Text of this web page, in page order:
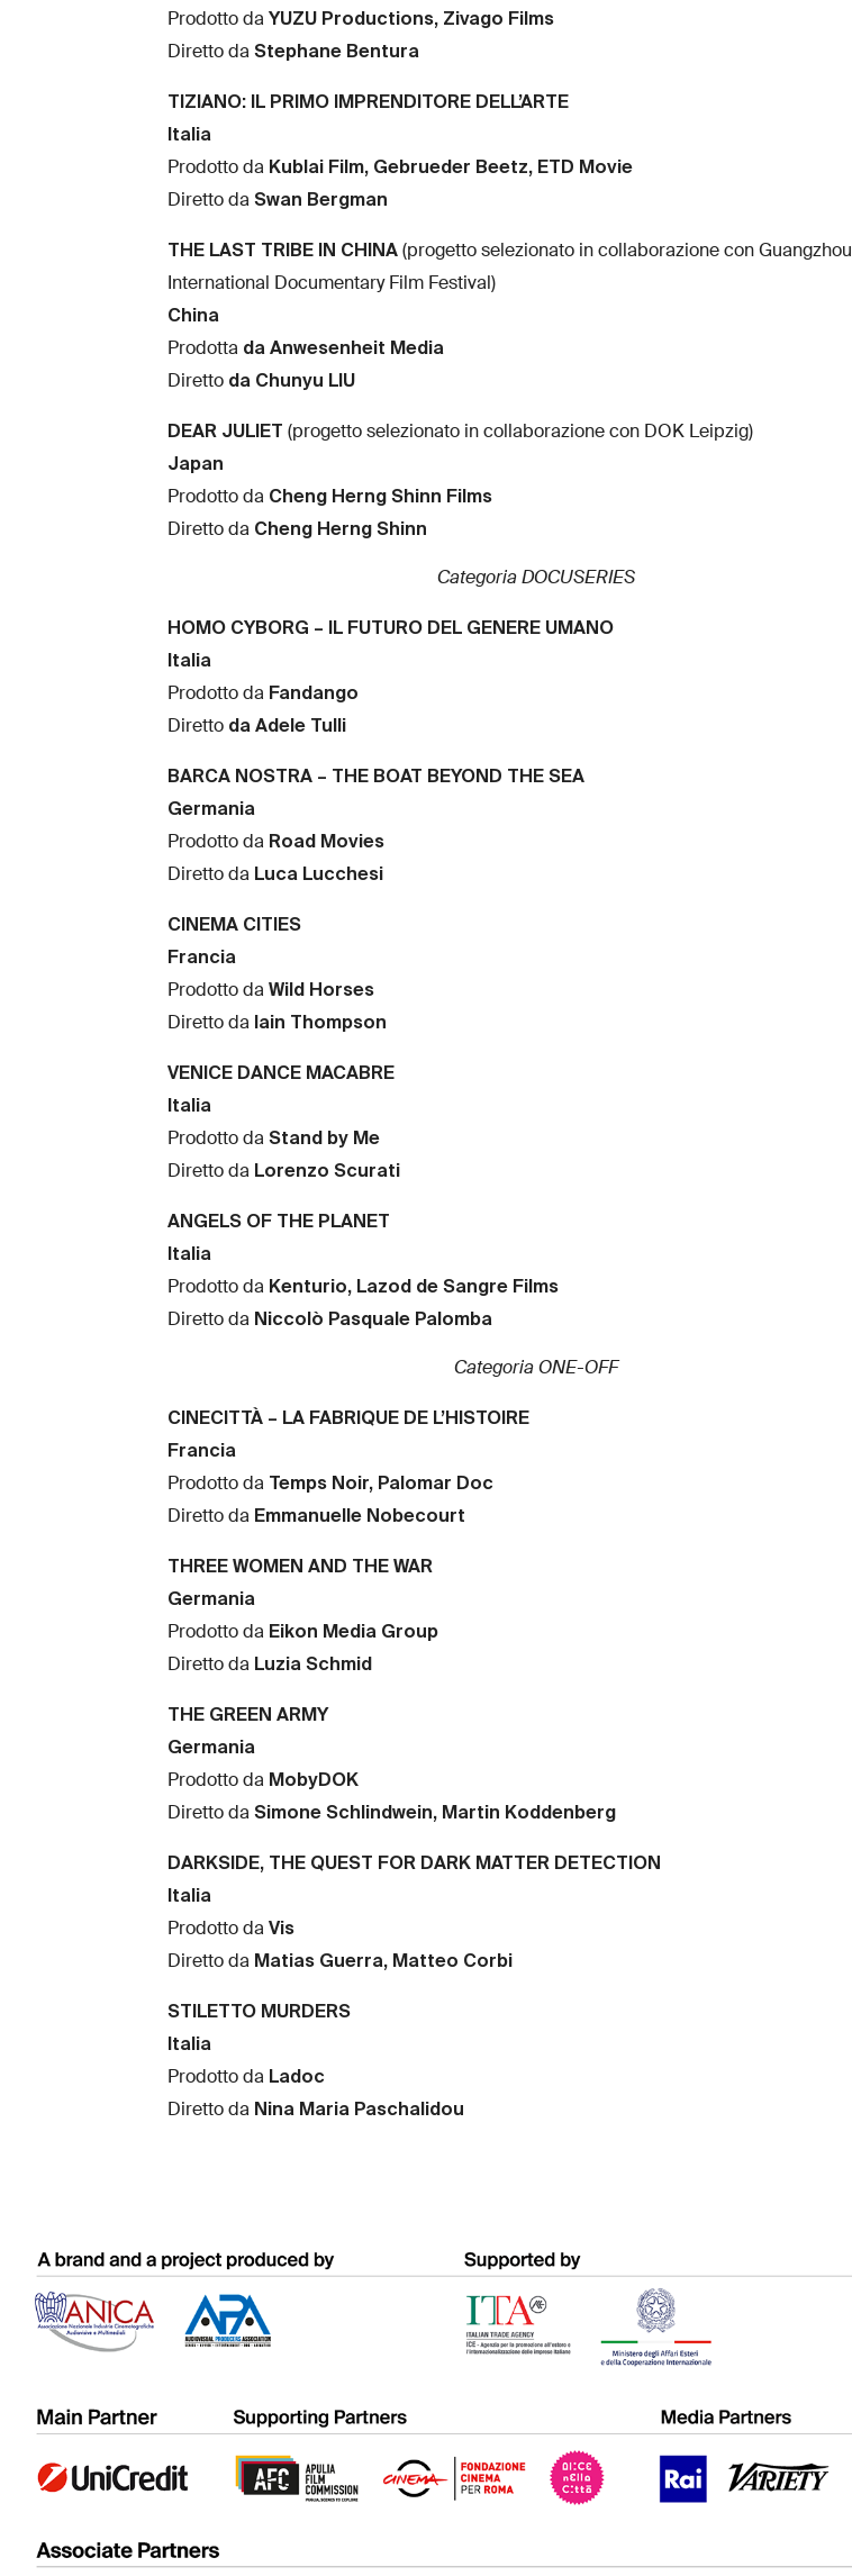
Prodotto da YUZU Productions, Zivago Films
Diretto da Stephane Bentura
TIZIANO: IL PRIMO IMPRENDITORE DELL’ARTE
Italia
Prodotto da Kublai Film, Gebrueder Beetz, ETD Movie
Diretto daSwan Bergman
THE LAST TRIBE IN CHINA(progetto selezionato in collaborazione con Guangzhou
International Documentary Film Festival)
China
Prodotta da Anwesenheit Media
Diretto da Chunyu LIU
DEAR JULIET (progetto selezionato in collaborazione con DOK Leipzig)
Japan
Prodotto da Cheng Herng Shinn Films
Diretto da Cheng Herng Shinn
Categoria DOCUSERIES
HOMO CYBORG – IL FUTURO DEL GENERE UMANO
Italia
Prodotto da Fandango
Diretto da Adele Tulli
BARCA NOSTRA – THE BOAT BEYOND THE SEA
Germania
Prodotto da Road Movies
Diretto da Luca Lucchesi
CINEMA CITIES
Francia
Prodotto daWild Horses
Diretto da Iain Thompson
VENICE DANCE MACABRE
Italia
Prodotto daStand by Me
Diretto da Lorenzo Scurati
ANGELS OF THE PLANET
Italia
Prodotto da Kenturio, Lazod de Sangre Films
Diretto da Niccolò Pasquale Palomba
Categoria ONE-OFF
CINECITTÀ – LA FABRIQUE DE L’HISTOIRE
Francia
Prodotto da Temps Noir, Palomar Doc
Diretto da Emmanuelle Nobecourt
THREE WOMEN AND THE WAR
Germania
Prodotto da Eikon Media Group
Diretto da Luzia Schmid
THE GREEN ARMY
Germania
Prodotto da MobyDOK
Diretto daSimone Schlindwein, Martin Koddenberg
DARKSIDE, THE QUEST FOR DARK MATTER DETECTION
Italia
Prodotto daVis
Diretto da Matias Guerra, Matteo Corbi
STILETTO MURDERS
Italia
Prodotto da Ladoc
Diretto da Nina Maria Paschalidou